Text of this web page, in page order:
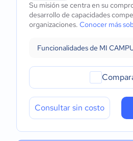
Su misión se centra en su
desarrollo de capacidades
organizaciones. Conocer más
Funcionalidades de MI
Consultar sin costo